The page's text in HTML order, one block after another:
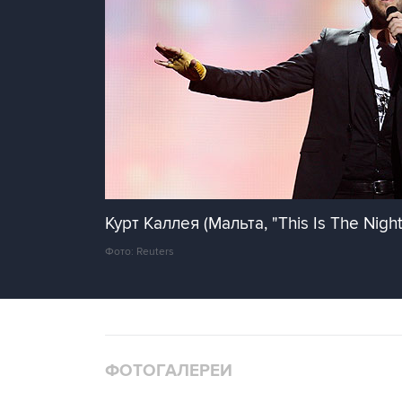
Курт Каллея (Мальта, "This Is The
Фото: Reuters
ФОТОГАЛЕРЕИ